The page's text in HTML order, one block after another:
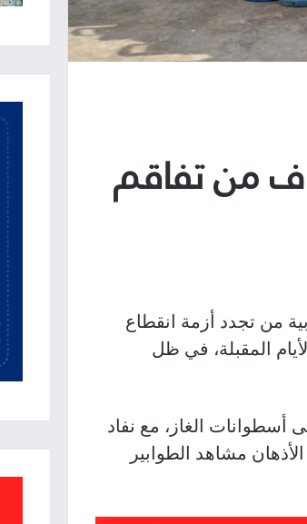
من تفاقم
من تجدد أزمة انقطاع
المقبلة، في ظل
أسطوانات الغاز، مع نفاد
مشاهد الطوابير